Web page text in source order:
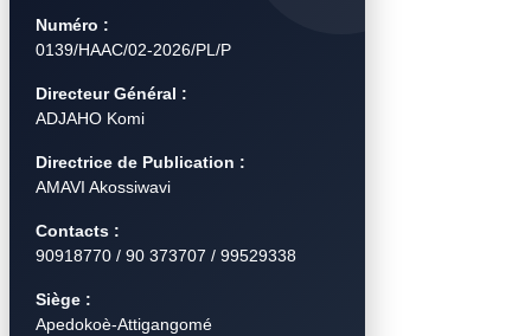
Numéro :
0139/HAAC/02-2026/PL/P
Directeur Général :
ADJAHO Komi
Directrice de Publication :
AMAVI Akossiwavi
Contacts :
90918770 / 90 373707 / 99529338
Siège :
Apedokoè-Attigangomé